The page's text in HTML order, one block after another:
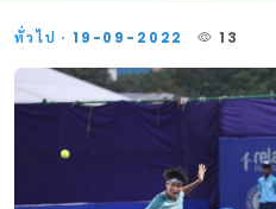
ทั่วไป · 19-09-2022 13